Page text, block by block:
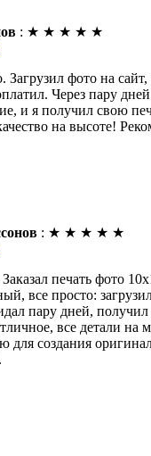
: ★ ★ ★ ★ ★
Загрузил фото на
Через пару
и я получил свою
на высоте!
: ★ ★ ★ ★ ★
печать фото
все просто:
пару дней, получил
все детали на
для создания